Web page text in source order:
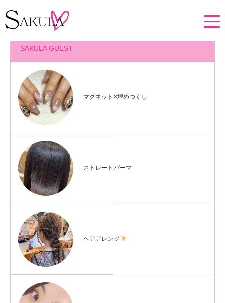
メニュー・プロダクト投稿
SAKULA GUEST
マグネット×埋めつくし
ストレートパーマ
ヘアアレンジ